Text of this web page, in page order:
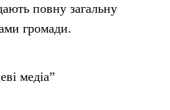
повну загальну
громади.
медіа”